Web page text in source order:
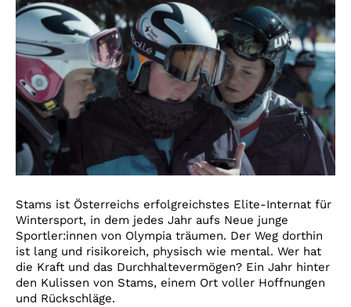
Stams ist Österreichs erfolgreichstes Elite-Internat für
Wintersport, in dem jedes Jahr aufs Neue junge
Sportler:innen von Olympia träumen. Der Weg dorthin
ist lang und risikoreich, physisch wie mental. Wer hat
die Kraft und das Durchhaltevermögen? Ein Jahr hinter
den Kulissen von Stams, einem Ort voller Hoffnungen
und Rückschläge.